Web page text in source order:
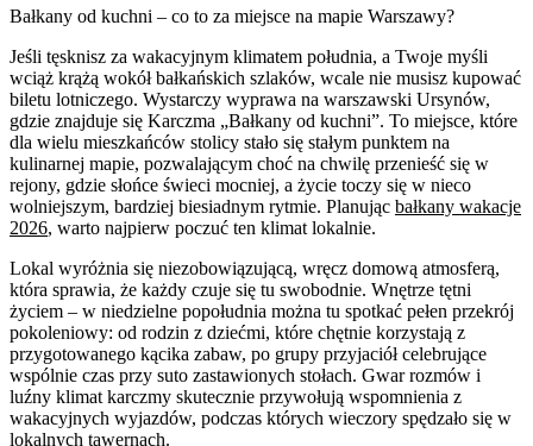
Bałkany od kuchni – co to za miejsce na mapie Warszawy?
Jeśli tęsknisz za wakacyjnym klimatem południa, a Twoje myśli
wciąż krążą wokół bałkańskich szlaków, wcale nie musisz kupować
biletu lotniczego. Wystarczy wyprawa na warszawski Ursynów,
gdzie znajduje się Karczma „Bałkany od kuchni”. To miejsce, które
dla wielu mieszkańców stolicy stało się stałym punktem na
kulinarnej mapie, pozwalającym choć na chwilę przenieść się w
rejony, gdzie słońce świeci mocniej, a życie toczy się w nieco
wolniejszym, bardziej biesiadnym rytmie. Planując bałkany wakacje
2026, warto najpierw poczuć ten klimat lokalnie.
Lokal wyróżnia się niezobowiązującą, wręcz domową atmosferą,
która sprawia, że każdy czuje się tu swobodnie. Wnętrze tętni
życiem – w niedzielne popołudnia można tu spotkać pełen przekrój
pokoleniowy: od rodzin z dziećmi, które chętnie korzystają z
przygotowanego kącika zabaw, po grupy przyjaciół celebrujące
wspólnie czas przy suto zastawionych stołach. Gwar rozmów i
luźny klimat karczmy skutecznie przywołują wspomnienia z
wakacyjnych wyjazdów, podczas których wieczory spędzało się w
lokalnych tawernach.